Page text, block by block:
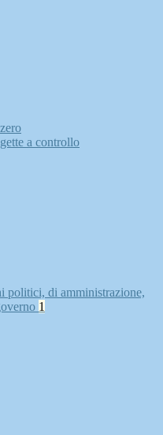
a controllo
politici, di amministrazione,
1